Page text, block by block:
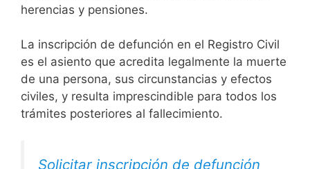
herencias y pensiones.
La inscripción de defunción en el Registro Civil
es el asiento que acredita legalmente la muerte
de una persona, sus circunstancias y efectos
civiles, y resulta imprescindible para todos los
trámites posteriores al fallecimiento.
Solicitar inscripción de defunción